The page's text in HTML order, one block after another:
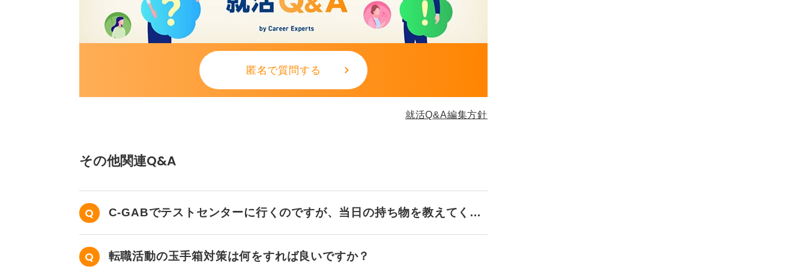
匿名で質問する
就活Q&A編集方針
その他関連Q&A
C-GABでテストセンターに行くのですが、当日の持ち物を教えてくだ
さい。
転職活動の玉手箱対策は何をすれば良いですか？